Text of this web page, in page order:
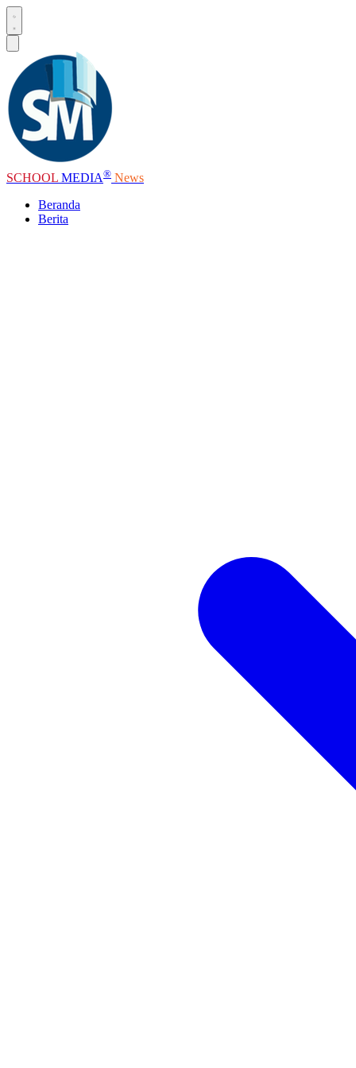
SCHOOL MEDIA® News
Beranda
Berita